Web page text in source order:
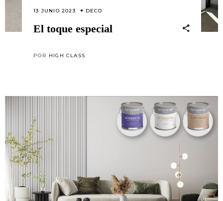
13 JUNIO 2023 DECO
El toque especial
POR HIGH CLASS